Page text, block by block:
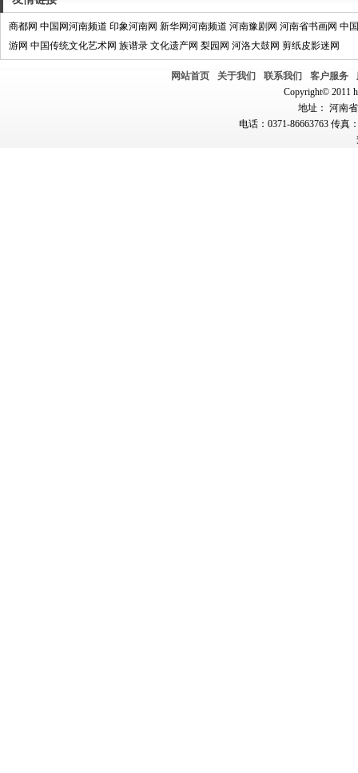
商都网 中国网河南频道 印象河南网 新华网河南频道 河南豫剧网 河南省书画网 中
游网 中国传统文化艺术网 族谱录 文化遗产网 梨园网 河洛大鼓网 剪纸皮影迷网
网站首页 关于我们 联系我们 客户服务
Copyright© 2011
地址： 河南
电话：0371-86663763 传真